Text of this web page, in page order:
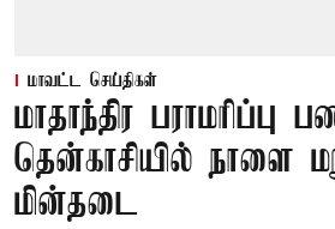
மாவட்ட செய்திகள்
மாதாந்திர பராமரிப்பு
தென்காசியில் நாளை
மின்தடை